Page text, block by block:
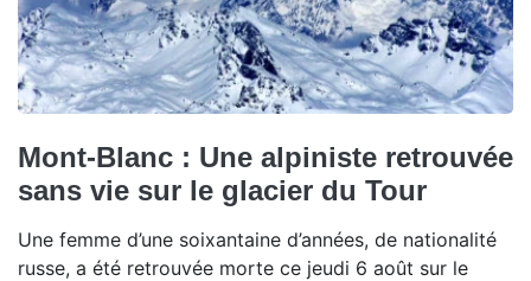
Mont-Blanc : Une alpiniste retrouvée
sans vie sur le glacier du Tour
Une femme d’une soixantaine d’années, de nationalité
russe, a été retrouvée morte ce jeudi 6 août sur le